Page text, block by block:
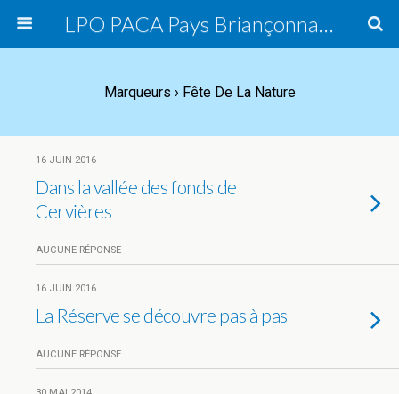
LPO PACA Pays Briançonnais, groupe local
Marqueurs › Fête De La Nature
16 JUIN 2016
Dans la vallée des fonds de
Cervières
AUCUNE RÉPONSE
16 JUIN 2016
La Réserve se découvre pas à pas
AUCUNE RÉPONSE